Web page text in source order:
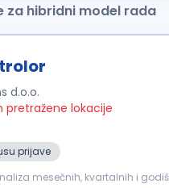
za hibridni model rada
d.o.o.
pretražene lokacije
prijave
i analiza mesečnih, kvartalnih i